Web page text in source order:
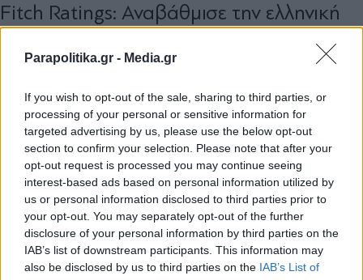
Parapolitika.gr - Media.gr
If you wish to opt-out of the sale, sharing to third parties, or
processing of your personal or sensitive information for
targeted advertising by us, please use the below opt-out
section to confirm your selection. Please note that after your
opt-out request is processed you may continue seeing
interest-based ads based on personal information utilized by
us or personal information disclosed to third parties prior to
your opt-out. You may separately opt-out of the further
disclosure of your personal information by third parties on the
IAB’s list of downstream participants. This information may
also be disclosed by us to third parties on the IAB’s List of
Fitch Ratings: Αναβάθμισε την ελληνική
οικονομία στη βαθμίδα ΒΒΒ με θετικές
προοπτικές - "Η Ελλάδα αλλάζει επίπεδο"